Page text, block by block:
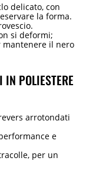
delicato, con
la forma.
si deformi;
mantenere il nero
IN POLIESTERE
arrotondati
e
per un